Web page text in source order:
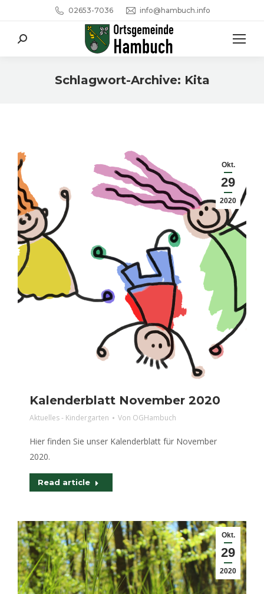
02653-7036 info@hambuch.info
Search:
Schlagwort-Archive: Kita
Okt.
29
2020
Kalenderblatt November 2020
Aktuelles - Kindergarten Von OGHambuch
Hier finden Sie unser Kalenderblatt für November
2020.
Read article
Okt.
29
2020